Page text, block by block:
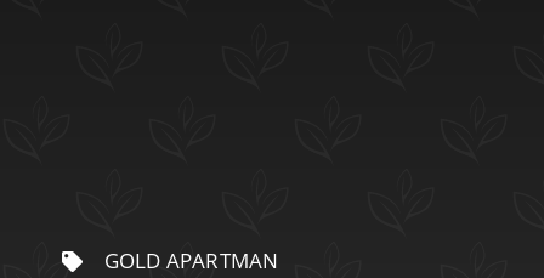
GOLD APARTMAN